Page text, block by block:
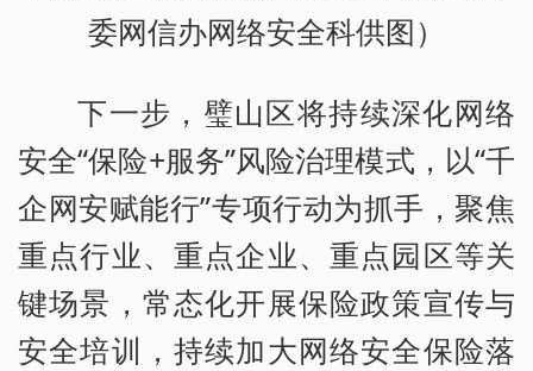
委网信办网络安全科供图）
下一步，璧山区将持续深化网络
安全“保险+服务”风险治理模式，以“千
企网安赋能行”专项行动为抓手，聚焦
重点行业、重点企业、重点园区等关
键场景，常态化开展保险政策宣传与
安全培训，持续加大网络安全保险落